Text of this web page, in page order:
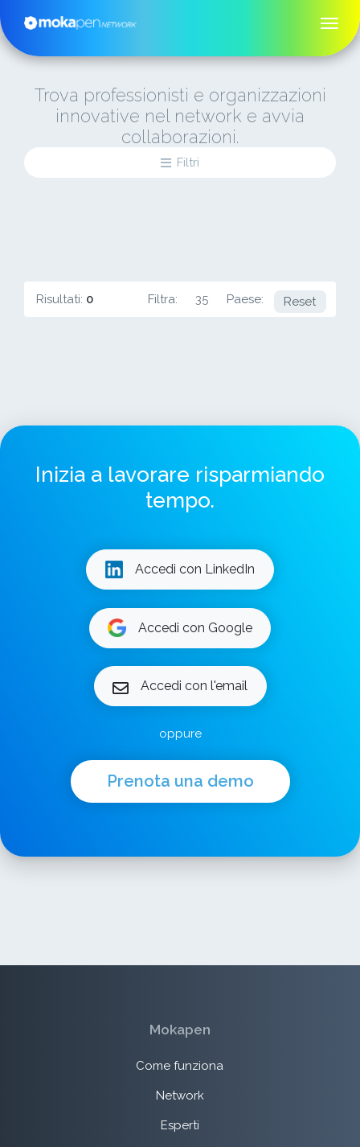
Trova professionisti e organizzazioni
innovative nel network e avvia
collaborazioni.
Filtri
Risultati: 0 Filtra: 35 Paese: NG
Reset
Inizia a lavorare risparmiando
tempo.
Accedi con LinkedIn
Accedi con Google
Accedi con l'email
oppure
Prenota una demo
Mokapen
Come funziona
Network
Esperti